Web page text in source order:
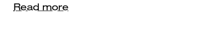
Read more